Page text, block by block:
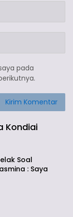
pada
Kondiai
Soal
: Saya